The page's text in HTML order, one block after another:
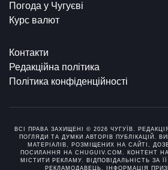
Погода у Чугуєві
Курс валют
Контакти
Редакційна політика
Політика конфіденційності
ВСІ ПРАВА ЗАХИЩЕНІ © 2026 ЧУГУЇВ.
ПОГЛЯДИ ТА ДУМКИ АВТОРІВ ПУБЛІКАЦІЙ.
МАТЕРІАЛІВ, РОЗМІЩЕНИХ НА САЙТІ,
ПОСИЛАННЯ НА CHUGUIV.COM. КОНТЕНТ
МІСТИТИ РЕКЛАМУ. ВІДПОВІДАЛЬНІСТЬ ЗА
РЕКЛАМОДАВЕЦЬ. ІНФОРМАЦІЯ